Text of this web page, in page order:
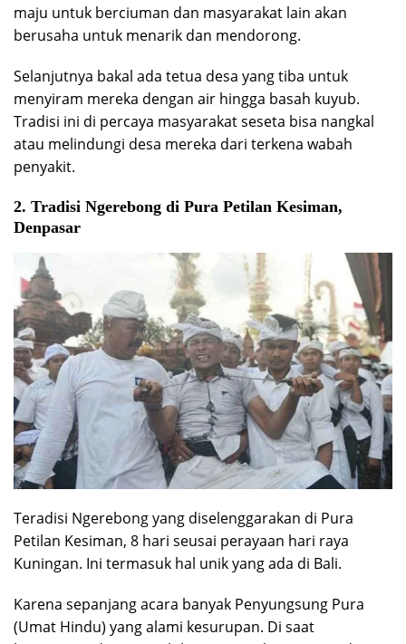
maju untuk berciuman dan masyarakat lain akan
berusaha untuk menarik dan mendorong.
Selanjutnya bakal ada tetua desa yang tiba untuk
menyiram mereka dengan air hingga basah kuyub.
Tradisi ini di percaya masyarakat seseta bisa nangkal
atau melindungi desa mereka dari terkena wabah
penyakit.
2. Tradisi Ngerebong di Pura Petilan Kesiman,
Denpasar
Teradisi Ngerebong yang diselenggarakan di Pura
Petilan Kesiman, 8 hari seusai perayaan hari raya
Kuningan. Ini termasuk hal unik yang ada di Bali.
Karena sepanjang acara banyak Penyungsung Pura
(Umat Hindu) yang alami kesurupan. Di saat